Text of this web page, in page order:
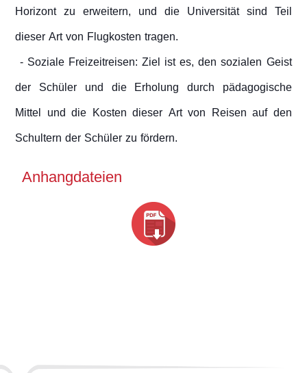
Horizont zu erweitern, und die Universität sind Teil
dieser Art von Flugkosten tragen.
- Soziale Freizeitreisen: Ziel ist es, den sozialen Geist
der Schüler und die Erholung durch pädagogische
Mittel und die Kosten dieser Art von Reisen auf den
Schultern der Schüler zu fördern.
Anhangdateien